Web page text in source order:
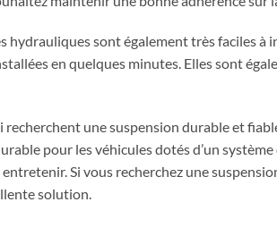
hydrauliques sont également très faciles à
en quelques minutes. Elles sont
une suspension durable et
pour les véhicules dotés d’un système
Si vous recherchez une
solution.